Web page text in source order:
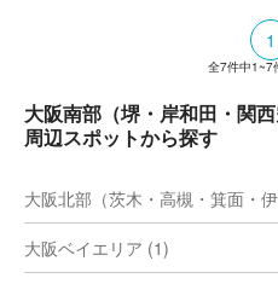
ートや
1
全7件中1~7
大阪南部（堺・岸和田・関
周辺スポットから探す
大阪北部（茨木・高槻・箕面・
大阪ベイエリア (1)